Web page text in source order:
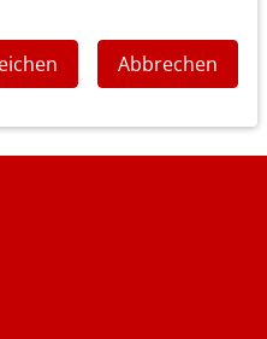
Abbrechen